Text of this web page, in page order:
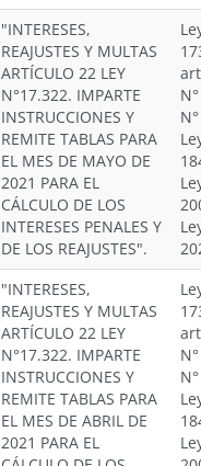
"INTERESES,
REAJUSTES Y MULTAS
ARTÍCULO 22 LEY
N°17.322. IMPARTE
INSTRUCCIONES Y
REMITE TABLAS PARA
EL MES DE MAYO DE
2021 PARA EL
CÁLCULO DE LOS
INTERESES PENALES Y
DE LOS REAJUSTES".
"INTERESES,
REAJUSTES Y MULTAS
ARTÍCULO 22 LEY
N°17.322. IMPARTE
INSTRUCCIONES Y
REMITE TABLAS PARA
EL MES DE ABRIL DE
2021 PARA EL